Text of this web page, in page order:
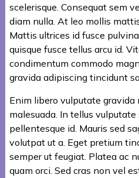
scelerisque. Consequat sem
diam nulla. At leo mollis
Mattis ultrices id fusce
quisque fusce tellus arcu id.
condimentum commodo
gravida adipiscing tincidunt
Enim libero vulputate gravida
malesuada. In tellus
pellentesque id. Mauris sed
volutpat ut a. Eget pretium
semper ut feugiat. Platea ac
quam orci. Sed cras non vel